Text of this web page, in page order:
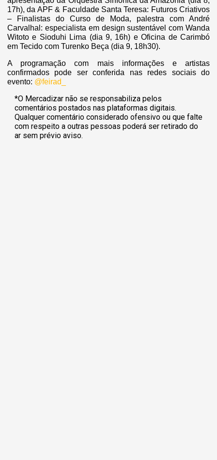
17h), da APF & Faculdade Santa Teresa: Futuros Criativos
– Finalistas do Curso de Moda, palestra com André
Carvalhal: especialista em design sustentável com Wanda
Witoto e Sioduhi Lima (dia 9, 16h) e Oficina de Carimbó
em Tecido com Turenko Beça (dia 9, 18h30).
A programação com mais informações e artistas
confirmados pode ser conferida nas redes sociais do
evento: @feirad_
*O Mercadizar não se responsabiliza pelos
comentários postados nas plataformas digitais.
Qualquer comentário considerado ofensivo ou que falte
com respeito a outras pessoas poderá ser retirado do
ar sem prévio aviso.